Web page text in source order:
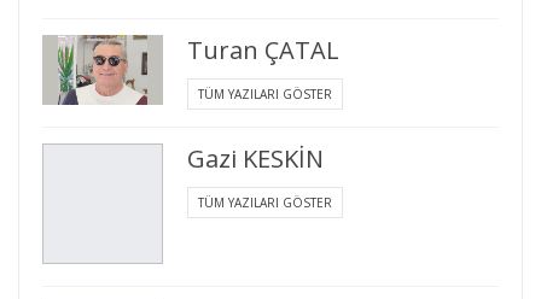
Turan ÇATAL
TÜM YAZILARI GÖSTER
Gazi KESKİN
TÜM YAZILARI GÖSTER